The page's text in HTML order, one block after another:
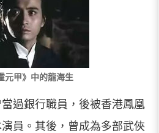
元甲》中的龍海生
過銀行職員，後被香港鳳凰
員。其後，曾成為多部武俠